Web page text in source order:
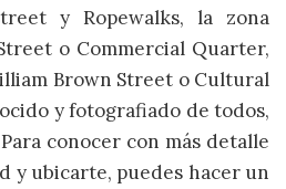
y Ropewalks, la zona
o Commercial Quarter,
Brown Street o Cultural
y fotografiado de todos,
conocer con más detalle
y ubicarte, puedes hacer un